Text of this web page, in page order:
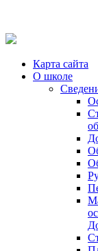
Карта сайта
О школе